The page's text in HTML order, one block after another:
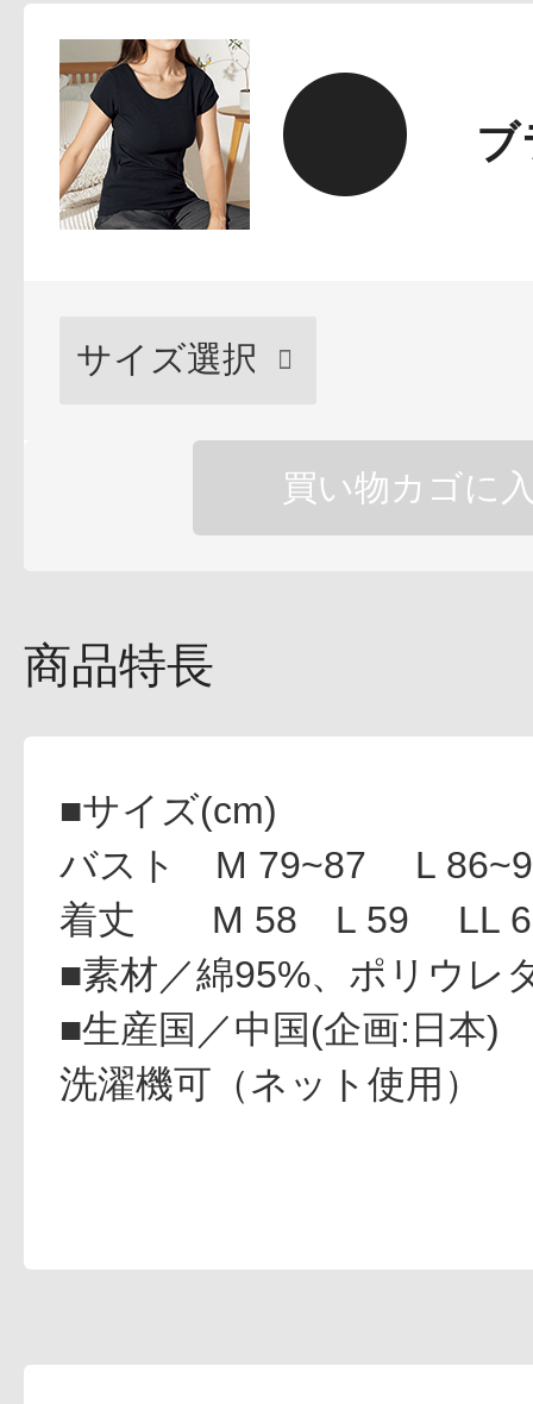
ボディケア
スキンケア
ファッション
ブ
買い物カゴに
商品特長
■サイズ(cm)
バスト M 79~87 L
着丈 M 58 L 59 LL
■素材／綿95%、ポリウレ
■生産国／中国(企画:日本)
洗濯機可（ネット使用）